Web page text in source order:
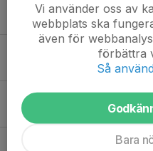
Tidigare nyheter
ÅRETS
27 jul, 13:01
Sommar-erbjudande
Handlingar inför HK
Vi använder oss av
webbplats ska
även för
förbättra
Så
Bara